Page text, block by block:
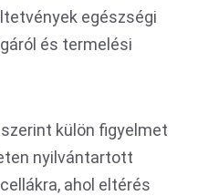
egészségi
és termelési
külön figyelmet
nyilvántartott
ahol eltérés